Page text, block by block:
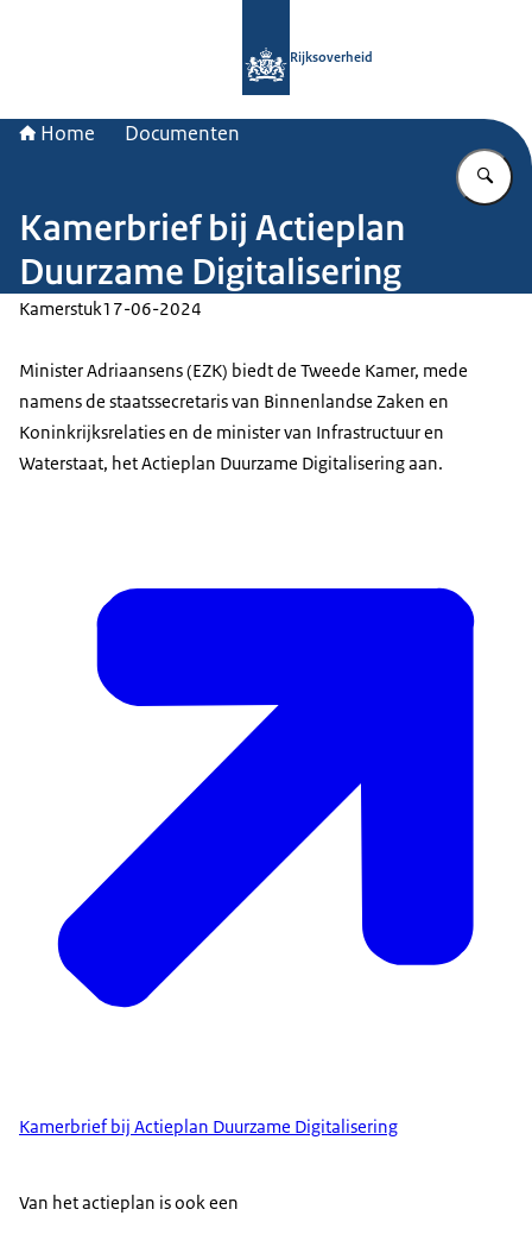
Rijksoverheid
Home Documenten
Kamerbrief bij Actieplan
Duurzame Digitalisering
Kamerstuk17-06-2024
Minister Adriaansens (EZK) biedt de Tweede Kamer, mede
namens de staatssecretaris van Binnenlandse Zaken en
Koninkrijksrelaties en de minister van Infrastructuur en
Waterstaat, het Actieplan Duurzame Digitalisering aan.
Kamerbrief bij Actieplan Duurzame Digitalisering
Van het actieplan is ook een